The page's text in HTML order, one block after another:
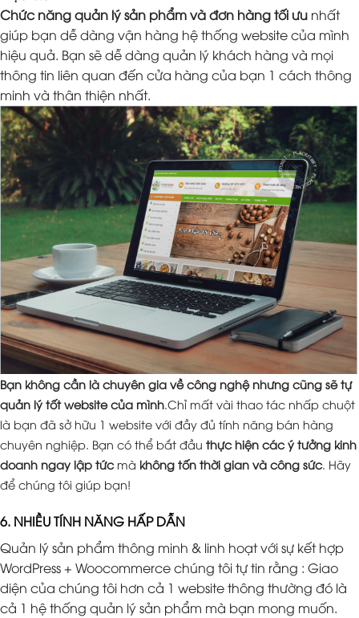
Chức năng quản lý sản phẩm và đơn hàng tối ưu nhất
giúp bạn dễ dàng vận hàng hệ thống website của mình
hiệu quả. Bạn sẽ dễ dàng quản lý khách hàng và mọi
thông tin liên quan đến cửa hàng của bạn 1 cách thông
minh và thân thiện nhất.
Bạn không cần là chuyên gia về công nghệ nhưng cũng sẽ tự
quản lý tốt website của mình.Chỉ mất vài thao tác nhấp chuột
là bạn đã sở hữu 1 website với đầy đủ tính năng bán hàng
chuyên nghiệp. Bạn có thể bắt đầu thực hiện các ý tưởng kinh
doanh ngay lập tứcmà không tốn thời gian và công sức. Hãy
để chúng tôi giúp bạn!
6. NHIỀU TÍNH NĂNG HẤP DẪN
Quản lý sản phẩm thông minh & linh hoạt với sự kết hợp
WordPress + Woocommerce chúng tôi tự tin rằng : Giao
diện của chúng tôi hơn cả 1 website thông thường đó là
cả 1 hệ thống quản lý sản phẩm mà bạn mong muốn.